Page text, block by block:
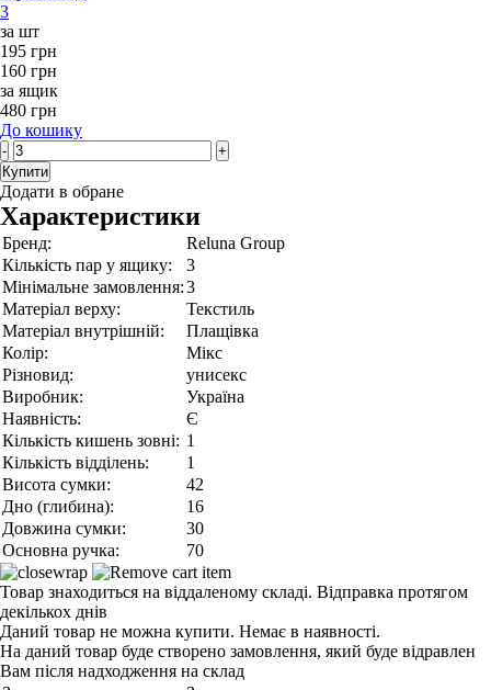
3
за шт
195 грн
160 грн
за ящик
480 грн
До кошику
-
+
Купити
Додати в обране
Характеристики
Бренд:
Reluna Group
Кількість пар у ящику:
3
Мінімальне замовлення:3
Матеріал верху:
Текстиль
Матеріал внутрішній:
Плащівка
Колір:
Мікс
Різновид:
унисекс
Виробник:
Україна
Наявність:
Є
Кількість кишень зовні: 1
Кількість відділень:
1
Висота сумки:
42
Дно (глибина):
16
Довжина сумки:
30
Основна ручка:
70
Товар знаходиться на віддаленому складі. Відправка протягом
декількох днів
Даний товар не можна купити. Немає в наявності.
На даний товар буде створено замовлення, який буде відравлен
Вам після надходження на склад